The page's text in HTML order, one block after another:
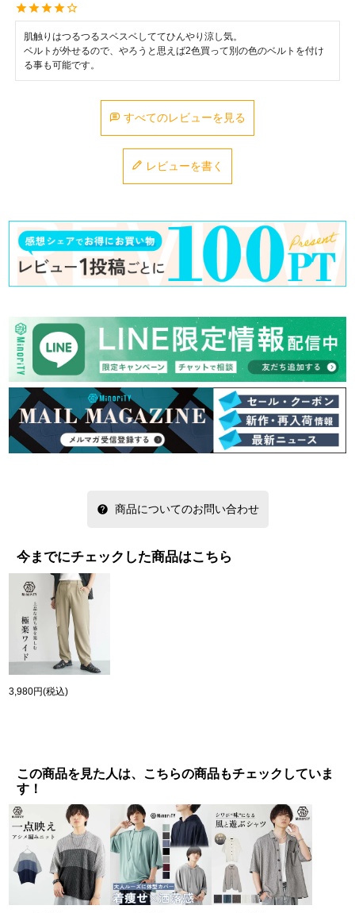
肌触りはつるつるスベスベしててひんやり涼し気。
ベルトが外せるので、やろうと思えば2色買って別の色のベルトを付け
る事も可能です。
すべてのレビューを見る
レビューを書く
商品についてのお問い合わせ
今までにチェックした商品はこちら
3,980円(税込)
この商品を見た人は、こちらの商品もチェックしていま
す！